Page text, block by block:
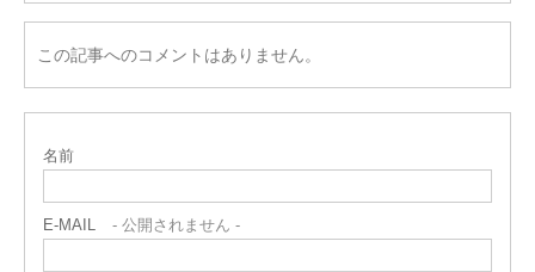
この記事へのコメントはありません。
名前
E-MAIL - 公開されません -